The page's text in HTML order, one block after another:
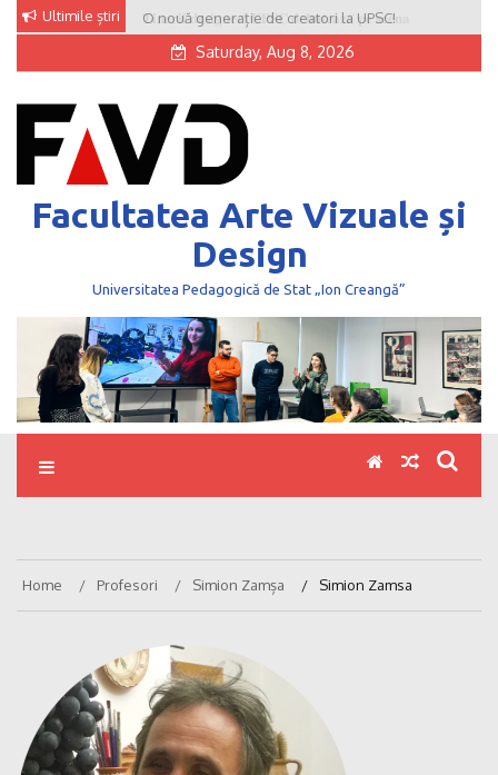
Skip
Ultimile știri O nouă generație de creatori la UPSC!
Saturday, Aug 8, 2026
Facultatea Arte Vizuale și
Design
Universitatea Pedagogică de Stat „Ion Creangă”
Home Profesori Simion Zamșa Simion Zamsa